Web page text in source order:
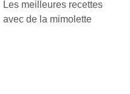
Les meilleures recettes
avec de la mimolette